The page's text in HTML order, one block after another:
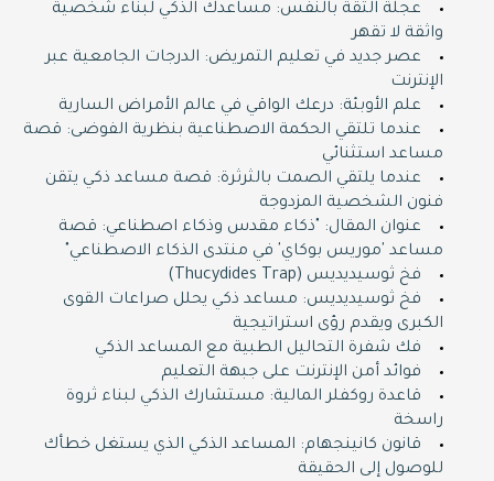
عجلة الثقة بالنفس: مساعدك الذكي لبناء شخصية
واثقة لا تقهر
عصر جديد في تعليم التمريض: الدرجات الجامعية عبر
الإنترنت
علم الأوبئة: درعك الواقي في عالم الأمراض السارية
عندما تلتقي الحكمة الاصطناعية بنظرية الفوضى: قصة
مساعد استثنائي
عندما يلتقي الصمت بالثرثرة: قصة مساعد ذكي يتقن
فنون الشخصية المزدوجة
عنوان المقال: "ذكاء مقدس وذكاء اصطناعي: قصة
مساعد 'موريس بوكاي' في منتدى الذكاء الاصطناعي"
فخ ثوسيديديس (Thucydides Trap)
فخ ثوسيديديس: مساعد ذكي يحلل صراعات القوى
الكبرى ويقدم رؤى استراتيجية
فك شفرة التحاليل الطبية مع المساعد الذكي
فوائد أمن الإنترنت على جبهة التعليم
قاعدة روكفلر المالية: مستشارك الذكي لبناء ثروة
راسخة
قانون كانينجهام: المساعد الذكي الذي يستغل خطأك
للوصول إلى الحقيقة